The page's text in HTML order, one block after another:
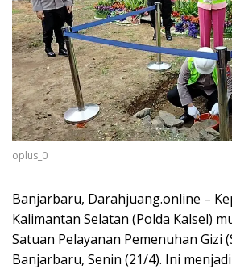
oplus_0
Banjarbaru, Darahjuang.online –
Kalimantan Selatan (Polda Kalsel)
Satuan Pelayanan Pemenuhan Gizi
Banjarbaru, Senin (21/4). Ini